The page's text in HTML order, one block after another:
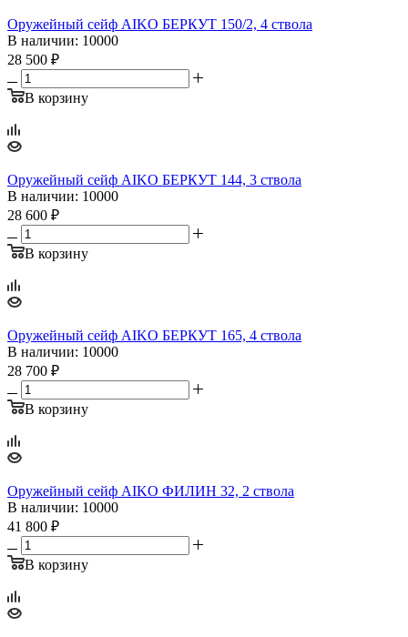
Оружейный сейф AIKO БЕРКУТ 150/2, 4 ствола
В наличии: 10000
28 500 ₽
В корзину
Оружейный сейф AIKO БЕРКУТ 144, 3 ствола
В наличии: 10000
28 600 ₽
В корзину
Оружейный сейф AIKO БЕРКУТ 165, 4 ствола
В наличии: 10000
28 700 ₽
В корзину
Оружейный сейф AIKO ФИЛИН 32, 2 ствола
В наличии: 10000
41 800 ₽
В корзину